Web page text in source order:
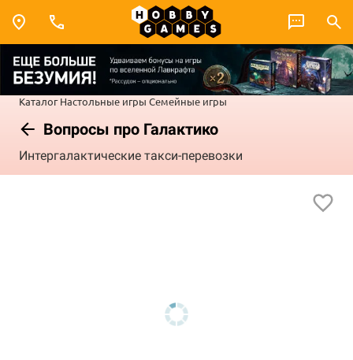
Каталог Настольные игры Семейные игры
Вопросы про Галактико
Интергалактические такси-перевозки